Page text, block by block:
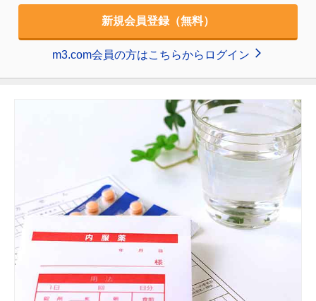
新規会員登録（無料）
m3.com会員の方はこちらからログイン